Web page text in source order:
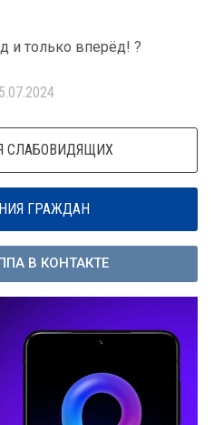
и только вперёд! ?
СЛАБОВИДЯЩИХ
ГРАЖДАН
В КОНТАКТЕ